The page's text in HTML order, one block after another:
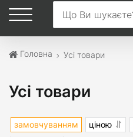
Головна Усі товари
Усі товари
замовчуванням ціною